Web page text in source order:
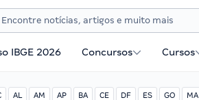
IBGE 2026 Concursos Cursos
AL AM AP BA CE DF ES GO MA